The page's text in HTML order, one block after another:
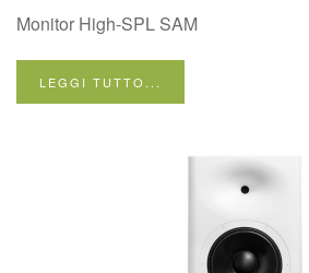
Monitor High-SPL SAM
LEGGI TUTTO...